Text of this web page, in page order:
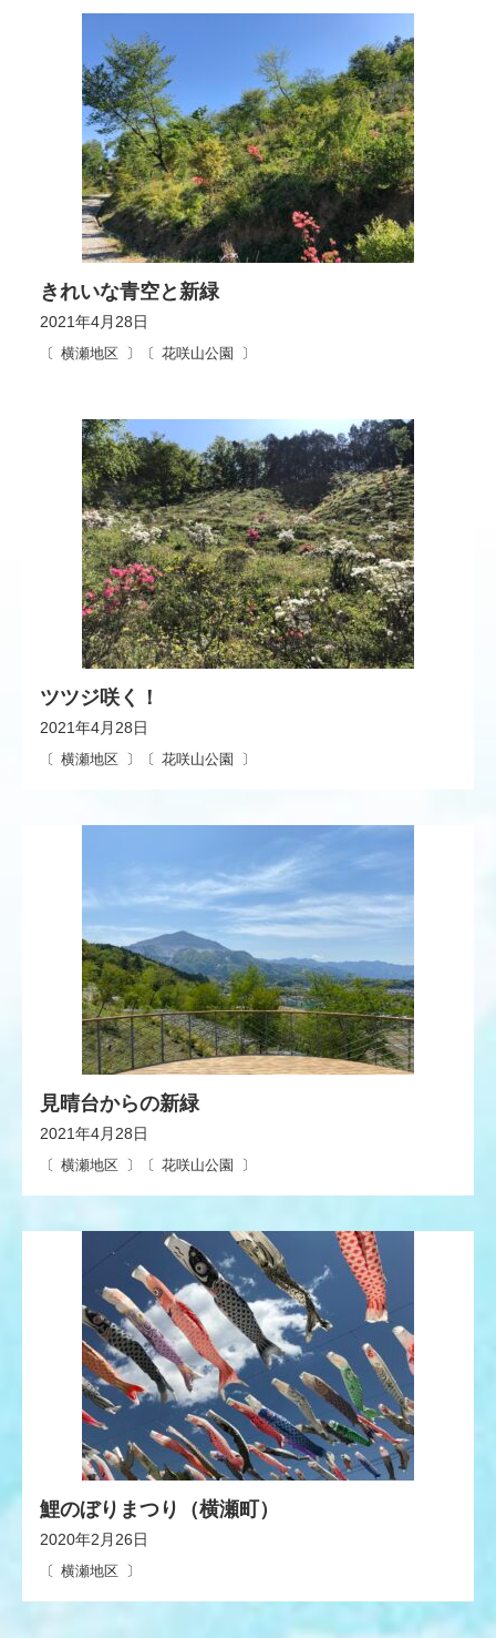
2021年4月28日
横瀬地区 花咲山公園
きれいな青空と新緑
2021年4月28日
横瀬地区 花咲山公園
ツツジ咲く！
2021年4月28日
横瀬地区 花咲山公園
見晴台からの新緑
2020年2月26日
横瀬地区
鯉のぼりまつり（横瀬町）